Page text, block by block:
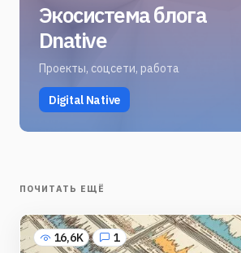
Экосистема блога
Dnative
Проекты, соцсети, работа
Digital Native
ПОЧИТАТЬ ЕЩЁ
16,6K 1